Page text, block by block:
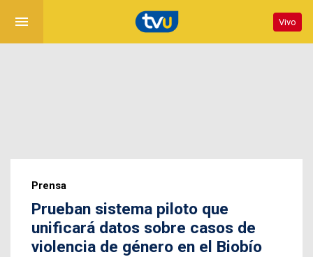
menu Vivo
Prensa
Prueban sistema piloto que
unificará datos sobre casos de
violencia de género en el Biobío